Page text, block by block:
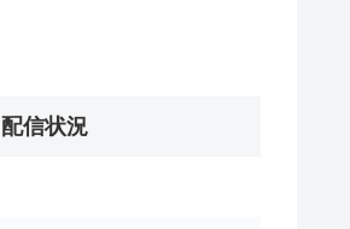
配信状況